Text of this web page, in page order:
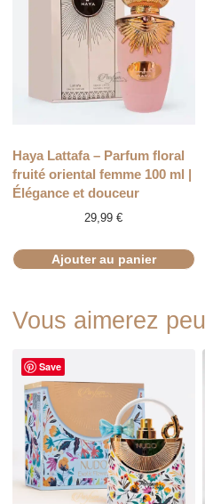
Haya Lattafa – Parfum floral
fruité oriental femme 100 ml |
Élégance et douceur
29,99€
Ajouter au panier
Vous aimerez
Save